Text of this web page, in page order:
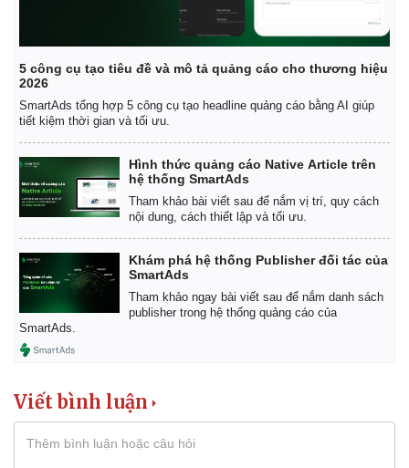
Kinh tế
5 công cụ tạo tiêu đề và mô tả quảng cáo cho thương hiệu
2026
SmartAds tổng hợp 5 công cụ tạo headline quảng cáo bằng AI giúp
tiết kiệm thời gian và tối ưu.
Hình thức quảng cáo Native Article trên
hệ thống SmartAds
Tham khảo bài viết sau để nắm vị trí, quy cách
nội dung, cách thiết lập và tối ưu.
Khám phá hệ thống Publisher đối tác của
SmartAds
Tham khảo ngay bài viết sau để nắm danh sách
publisher trong hệ thống quảng cáo của
SmartAds.
Viết bình luận